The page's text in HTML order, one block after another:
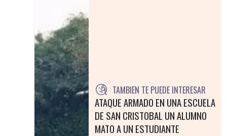
TAMBIEN TE PUEDE INTERESAR
ATAQUE ARMADO EN UNA ESCUELA
DE SAN CRISTOBAL UN ALUMNO
MATO A UN ESTUDIANTE